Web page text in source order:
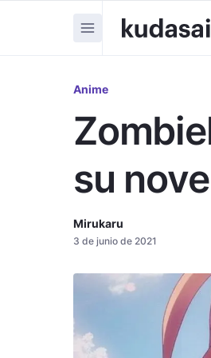
Anime
su
Mirukaru
3 de junio de 2021